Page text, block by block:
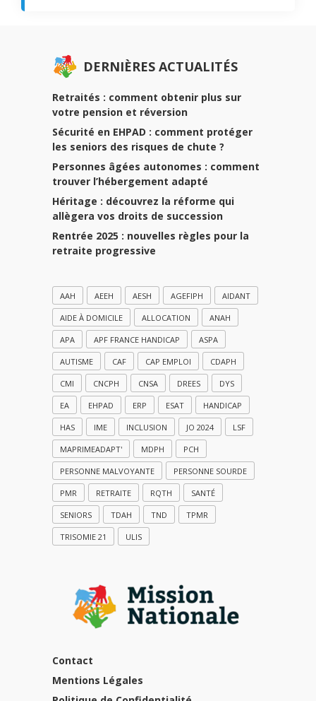
DERNIÈRES ACTUALITÉS
Retraités : comment obtenir plus sur
votre pension et réversion
Sécurité en EHPAD : comment protéger
les seniors des risques de chute ?
Personnes âgées autonomes : comment
trouver l’hébergement adapté
Héritage : découvrez la réforme qui
allègera vos droits de succession
Rentrée 2025 : nouvelles règles pour la
retraite progressive
AAH AEEH AESH AGEFIPH AIDANT
AIDE À DOMICILE ALLOCATION ANAH
APA APF FRANCE HANDICAP ASPA
AUTISME CAF CAP EMPLOI CDAPH
CMI CNCPH CNSA DREES DYS
EA EHPAD ERP ESAT HANDICAP
HAS IME INCLUSION JO 2024 LSF
MAPRIMEADAPT' MDPH PCH
PERSONNE MALVOYANTE PERSONNE SOURDE
PMR RETRAITE RQTH SANTÉ
SENIORS TDAH TND TPMR
TRISOMIE 21 ULIS
Contact
Mentions Légales